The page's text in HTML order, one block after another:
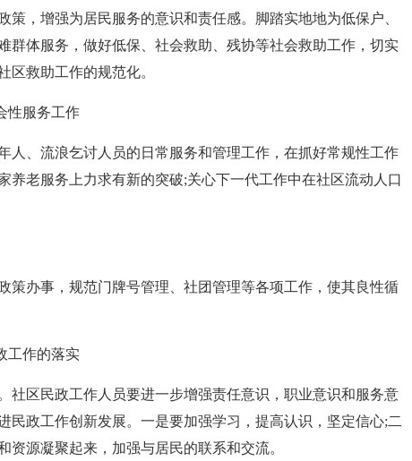
，增强为居民服务的意识和责任感。脚踏实地地为低保户、
群体服务，做好低保、社会救助、残协等社会救助工作，切实
区救助工作的规范化。
性服务工作
人、流浪乞讨人员的日常服务和管理工作，在抓好常规性工作
养老服务上力求有新的突破;关心下一代工作中在社区流动人口
策办事，规范门牌号管理、社团管理等各项工作，使其良性循
工作的落实
社区民政工作人员要进一步增强责任意识，职业意识和服务意
民政工作创新发展。一是要加强学习，提高认识，坚定信心;二
源凝聚起来，加强与居民的联系和交流。